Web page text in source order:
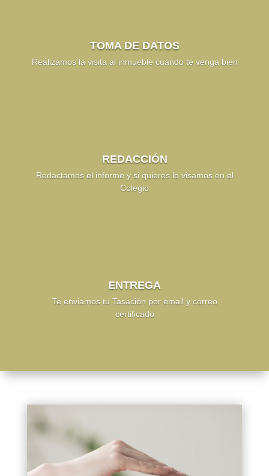
TOMA DE DATOS
Realizamos la visita al inmueble cuando te venga bien
REDACCIÓN
Redactamos el informe y si quieres lo visamos en el
Colegio
ENTREGA
Te enviamos tu Tasación por email y correo
certificado